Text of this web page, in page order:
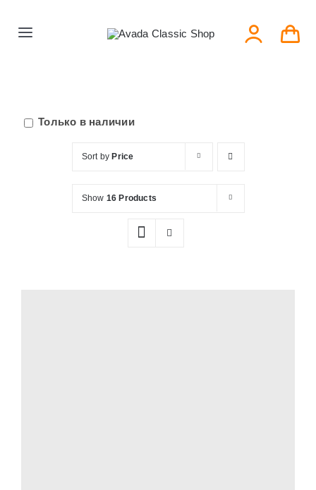
Toggle
Серии тарелок
Только в наличии
Sort by Price
Show 16 Products